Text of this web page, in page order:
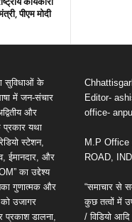
पीएम मोदी
सुविधाओं के
में जन-संचार
और
प्रकार यथा
स्टेशन,
ईमानदार, और
का उद्देश्य
गुणात्मक और
उजागर
प्रकाश डालना,
Editor-
office-
M.P Office
ROAD,
“समाचार से
कुछ तत्वों में
/ विडियो